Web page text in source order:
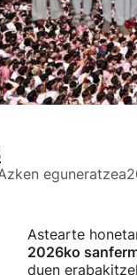
eguneratzea
Astearte
2026ko
duen